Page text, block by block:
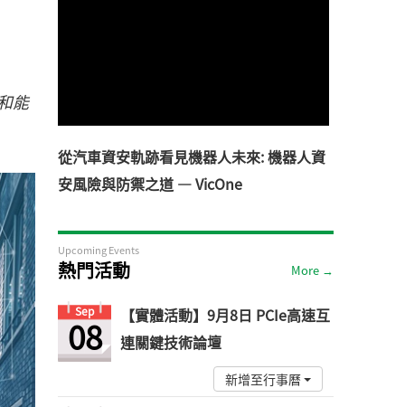
能
從汽車資安軌跡看見機器人未來: 機器人資
安風險與防禦之道 — VicOne
Upcoming Events
熱門活動 More →
Sep
08
【實體活動】9月8日 PCIe高速互
連關鍵技術論壇
新增至行事曆